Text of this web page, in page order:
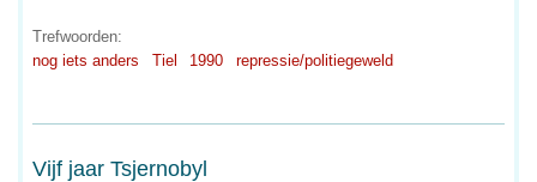
Trefwoorden:
nog iets anders
Tiel 1990 repressie/politiegeweld
Vijf jaar Tsjernobyl